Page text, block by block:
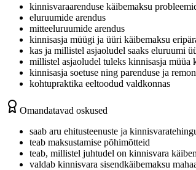
kinnisvaraarenduse käibemaksu
eluruumide arendus
mitteeluruumide arendus
kinnisasja müügi ja üüri käibemaksu
kas ja millistel asjaoludel saaks eluruumi
millistel asjaoludel tuleks kinnisasja
kinnisasja soetuse ning parenduse ja
kohtupraktika eeltoodud valdkonnas
Omandatavad oskused
saab aru ehitusteenuste ja
teab maksustamise põhimõtteid
teab, millistel juhtudel on kinnisvara
valdab kinnisvara sisendkäibemaksu